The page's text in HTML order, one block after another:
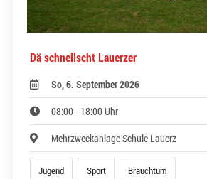
Dä schnellscht Lauerzer
So, 6. September 2026
08:00 - 18:00 Uhr
Mehrzweckanlage Schule Lauerz
Jugend Sport Brauchtum